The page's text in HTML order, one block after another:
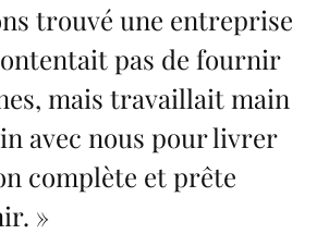
trouvé une entreprise
pas de fournir
mais travaillait main
avec nous pour livrer
complète et prête
»